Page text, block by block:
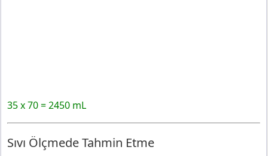
35 x 70 = 2450 mL
Sıvı Ölçmede Tahmin Etme